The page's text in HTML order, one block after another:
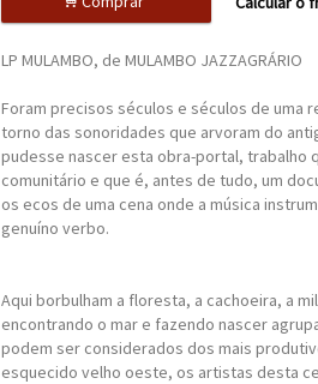
LP MULAMBO, de MULAMBO JAZZAGRÁRIO
Foram precisos séculos e séculos de uma
torno das sonoridades que arvoram do
pudesse nascer esta obra-portal, trabalho
comunitário e que é, antes de tudo, um
os ecos de uma cena onde a música
genuíno verbo.
Aqui borbulham a floresta, a cachoeira, a
encontrando o mar e fazendo nascer
podem ser considerados dos mais
esquecido velho oeste, os artistas desta